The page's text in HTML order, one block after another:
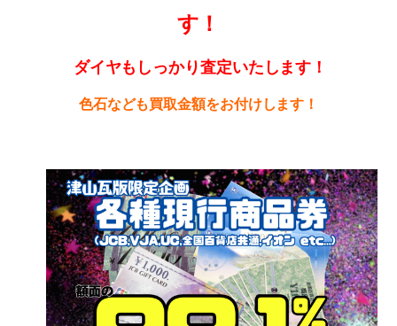
す！
ダイヤもしっかり査定いたします！
色石なども買取金額をお付けします！